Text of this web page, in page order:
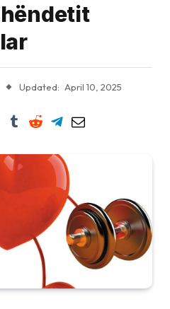
Updated: April 10, 2025